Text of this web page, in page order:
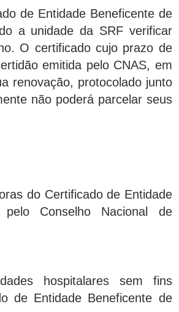
de Entidade Beneficente de
a unidade da SRF verificar
O certificado cujo prazo de
emitida pelo CNAS, em
renovação, protocolado junto
não poderá parcelar seus
do Certificado de Entidade
pelo Conselho Nacional de
hospitalares sem fins
de Entidade Beneficente de